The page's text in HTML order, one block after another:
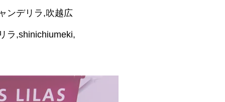
ンデリラ,吹越広
ラ,shinichiumeki,